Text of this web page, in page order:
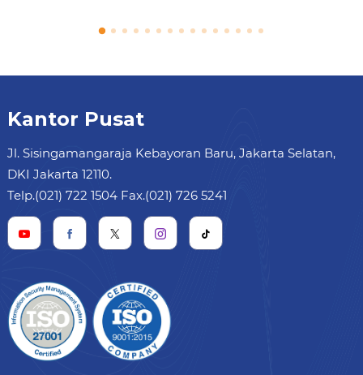
Kantor Pusat
Jl. Sisingamangaraja Kebayoran Baru, Jakarta Selatan,
DKI Jakarta 12110.
Telp.(021) 722 1504 Fax.(021) 726 5241